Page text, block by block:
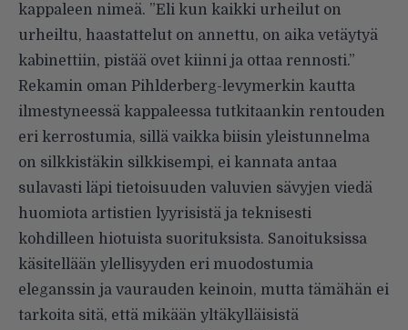
kappaleen nimeä. ”Eli kun kaikki urheilut on
urheiltu, haastattelut on annettu, on aika vetäytyä
kabinettiin, pistää ovet kiinni ja ottaa rennosti.”
Rekamin oman Pihlderberg-levymerkin kautta
ilmestyneessä kappaleessa tutkitaankin rentouden
eri kerrostumia, sillä vaikka biisin yleistunnelma
on silkkistäkin silkkisempi, ei kannata antaa
sulavasti läpi tietoisuuden valuvien sävyjen viedä
huomiota artistien lyyrisistä ja teknisesti
kohdilleen hiotuista suorituksista. Sanoituksissa
käsitellään ylellisyyden eri muodostumia
eleganssin ja vaurauden keinoin, mutta tämähän ei
tarkoita sitä, että mikään yltäkylläisistä